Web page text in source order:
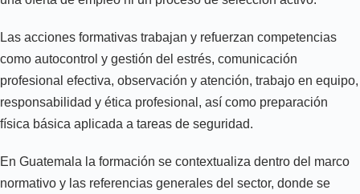
Las acciones formativas trabajan y refuerzan competencias
como autocontrol y gestión del estrés, comunicación
profesional efectiva, observación y atención, trabajo en equipo,
responsabilidad y ética profesional, así como preparación
física básica aplicada a tareas de seguridad.
En Guatemala la formación se contextualiza dentro del marco
normativo y las referencias generales del sector, donde se